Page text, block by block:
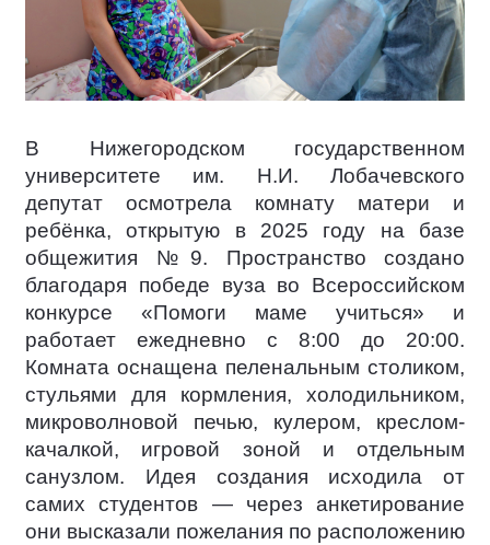
В Нижегородском государственном
университете им. Н.И. Лобачевского
депутат осмотрела комнату матери и
ребёнка, открытую в 2025 году на базе
общежития №9. Пространство создано
благодаря победе вуза во Всероссийском
конкурсе «Помоги маме учиться» и
работает ежедневно с 8:00 до 20:00.
Комната оснащена пеленальным столиком,
стульями для кормления, холодильником,
микроволновой печью, кулером, креслом-
качалкой, игровой зоной и отдельным
санузлом. Идея создания исходила от
самих студентов — через анкетирование
они высказали пожелания по расположению